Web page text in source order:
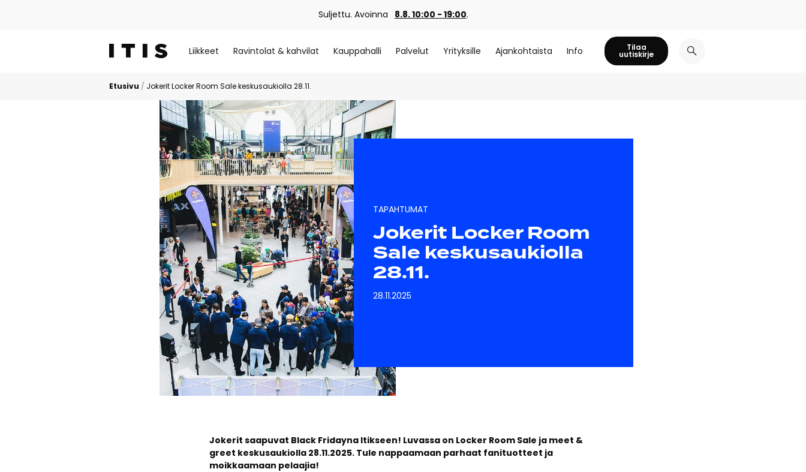
Suljettu. Avoinna 8.8. 10:00 - 19:00.
Liikkeet Ravintolat & kahvilat Kauppahalli Palvelut Yrityksille Ajankohtaista Info Tilaa
uutiskirje
Etusivu / Jokerit Locker Room Sale keskusaukiolla 28.11.
Jokerit Locker Room
Sale keskusaukiolla
28.11.
TAPAHTUMAT
28.11.2025
Jokerit saapuvat Black Fridayna Itikseen! Luvassa on Locker Room Sale ja meet &
greet keskusaukiolla 28.11.2025. Tule nappaamaan parhaat fanituotteet ja
moikkaamaan pelaajia!